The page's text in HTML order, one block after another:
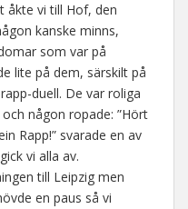
åkte vi till Hof, den
kanske minns,
som var på
lite på dem, särskilt på
duell. De var roliga
någon ropade: ”Hört
Rapp!” svarade en av
vi alla av.
till Leipzig men
en paus så vi